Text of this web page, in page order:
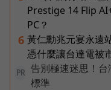
Prestige 14 Flip
PC？
6 黃仁勳兆元宴永遠
憑什麼讓台達電被
PR
告別極速迷思！
標準